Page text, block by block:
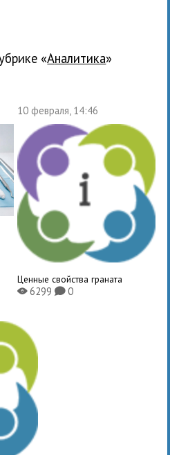
« Аналитика»
10 февраля, 14:46
Ценные свойства граната
X6299 K0